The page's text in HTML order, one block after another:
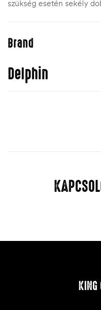
szükség esetén sekély
Brand
Delphin
KING